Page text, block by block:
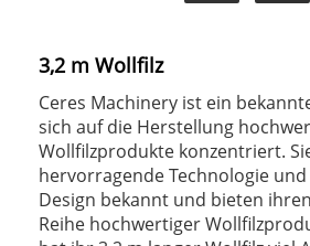
3,2 m Wollfilz
Ceres Machinery ist ein
sich auf die Herstellung
Wollfilzprodukte konzentriert.
hervorragende Technologie
Design bekannt und bieten
Reihe hochwertiger